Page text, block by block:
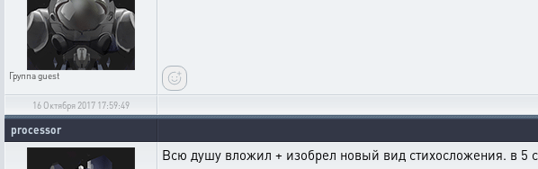
Группаguest
16 Октября 2017 17:59:49
processor
Всю душу вложил + изобрел новый вид стихосложения. в 5